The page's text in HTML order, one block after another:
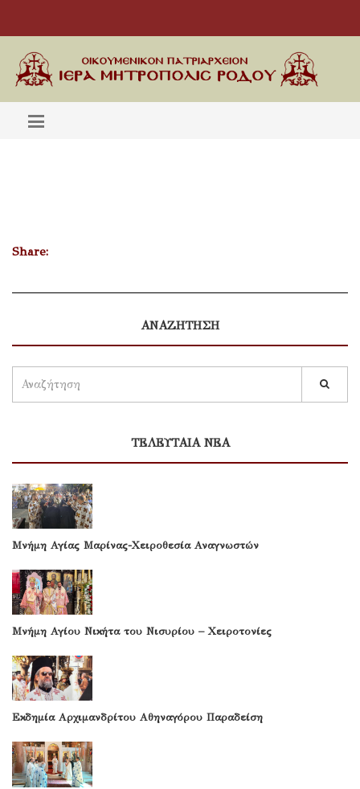
Share:
ΑΝΑΖΗΤΗΣΗ
ΤΕΛΕΥΤΑΙΑ ΝΕΑ
Μνήμη Αγίας Μαρίνας-Χειροθεσία Αναγνωστών
Μνήμη Αγίου Νικήτα του Νισυρίου – Χειροτονίες
Εκδημία Αρχιμανδρίτου Αθηναγόρου Παραδείση